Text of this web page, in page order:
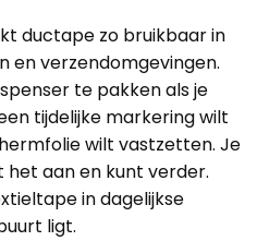
ductape zo bruikbaar in
en verzendomgevingen.
te pakken als je
tijdelijke markering wilt
wilt vastzetten. Je
aan en kunt verder.
in dagelijkse
ligt.